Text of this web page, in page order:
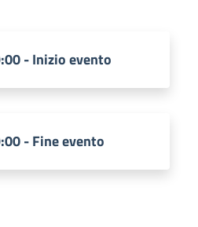
- Inizio evento
- Fine evento